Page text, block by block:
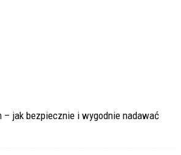
– jak bezpiecznie i wygodnie nadawać